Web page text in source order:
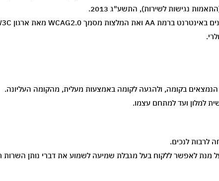
נגישות לשירות), התשע"ג 2013.
בקומה, ולהגעה לקומה באמצעות מעלית, מהקומה העליונה.
למלון ועד למתחם עצמו.
לרבות לנכים.
לאפשר ללקוח בעל מגבלת שמיעה לשמוע את דברי נותן השרות